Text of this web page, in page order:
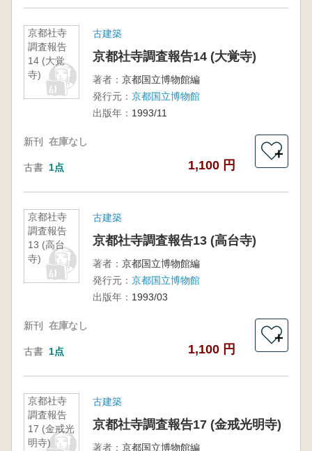
京都社寺
調査報告
14 (大覚
寺)
古建築
京都社寺調査報告14 (大覚寺)
著者： 京都国立博物館編
発行元： 京都国立博物館
出版年： 1993/11
新刊 在庫なし
古書 1点 1,100 円
＋
京都社寺
調査報告
13 (高台
寺)
古建築
京都社寺調査報告13 (高台寺)
著者： 京都国立博物館編
発行元： 京都国立博物館
出版年： 1993/03
新刊 在庫なし
古書 1点 1,100 円
＋
京都社寺
調査報告
17 (金戒光
明寺)
古建築
京都社寺調査報告17 (金戒光明寺)
著者： 京都国立博物館編